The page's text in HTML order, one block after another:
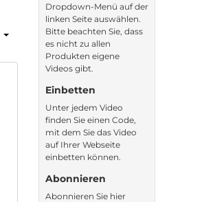
Dropdown-Menü auf der
linken Seite auswählen.
Bitte beachten Sie, dass
es nicht zu allen
Produkten eigene
Videos gibt.
Einbetten
Unter jedem Video
finden Sie einen Code,
mit dem Sie das Video
auf Ihrer Webseite
einbetten können.
Abonnieren
Abonnieren Sie hier